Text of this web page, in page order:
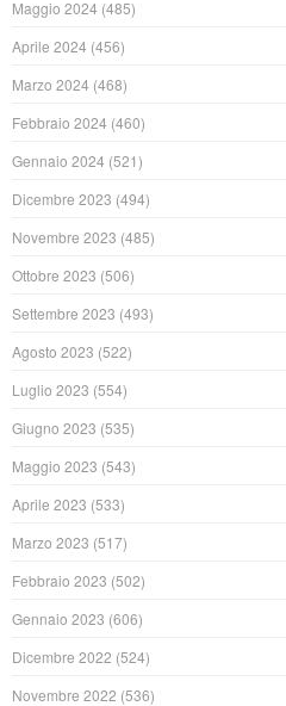
Maggio 2024 (485)
Aprile 2024 (456)
Marzo 2024 (468)
Febbraio 2024 (460)
Gennaio 2024 (521)
Dicembre 2023 (494)
Novembre 2023 (485)
Ottobre 2023 (506)
Settembre 2023 (493)
Agosto 2023 (522)
Luglio 2023 (554)
Giugno 2023 (535)
Maggio 2023 (543)
Aprile 2023 (533)
Marzo 2023 (517)
Febbraio 2023 (502)
Gennaio 2023 (606)
Dicembre 2022 (524)
Novembre 2022 (536)